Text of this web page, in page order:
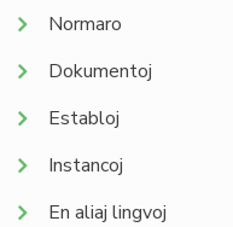
Normaro
Dokumentoj
Establoj
Instancoj
En aliaj lingvoj